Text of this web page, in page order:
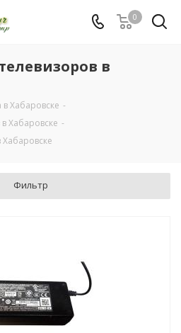
0
в
в Хабаровске -
Хабаровске -
Фильтр